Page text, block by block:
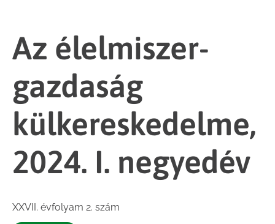
Az élelmiszer-
gazdaság
külkereskedelme,
2024. I. negyedév
XXVII. évfolyam 2. szám